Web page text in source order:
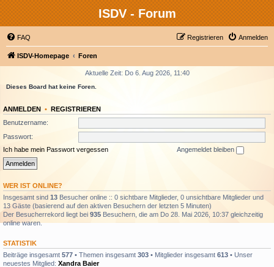
ISDV - Forum
FAQ Anmelden
Registrieren
ISDV-Homepage Foren
Aktuelle Zeit: Do 6. Aug 2026, 11:40
Dieses Board hat keine Foren.
ANMELDEN • REGISTRIEREN
Benutzername:
Passwort:
Ich habe mein Passwort vergessen
Angemeldet bleiben
WER IST ONLINE?
Insgesamt sind 13 Besucher online :: 0 sichtbare Mitglieder, 0 unsichtbare Mitglieder und
13 Gäste (basierend auf den aktiven Besuchern der letzten 5 Minuten)
Der Besucherrekord liegt bei 935 Besuchern, die am Do 28. Mai 2026, 10:37 gleichzeitig
online waren.
STATISTIK
Beiträge insgesamt 577 • Themen insgesamt 303 • Mitglieder insgesamt 613 • Unser
neuestes Mitglied: Xandra Baier